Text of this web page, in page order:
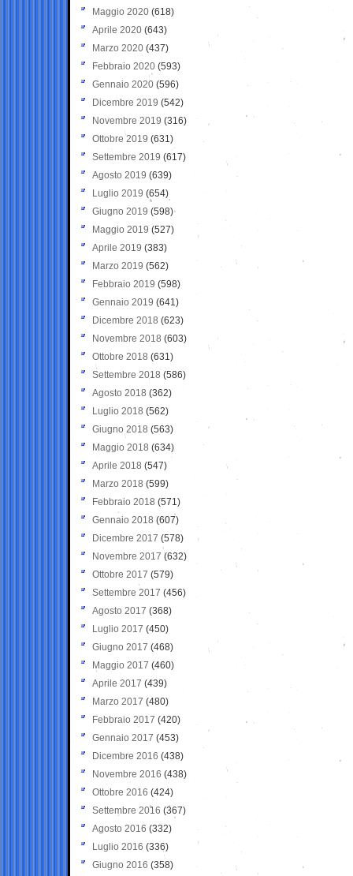
Maggio 2020 (618)
Aprile 2020 (643)
Marzo 2020 (437)
Febbraio 2020 (593)
Gennaio 2020 (596)
Dicembre 2019 (542)
Novembre 2019 (316)
Ottobre 2019 (631)
Settembre 2019 (617)
Agosto 2019 (639)
Luglio 2019 (654)
Giugno 2019 (598)
Maggio 2019 (527)
Aprile 2019 (383)
Marzo 2019 (562)
Febbraio 2019 (598)
Gennaio 2019 (641)
Dicembre 2018 (623)
Novembre 2018 (603)
Ottobre 2018 (631)
Settembre 2018 (586)
Agosto 2018 (362)
Luglio 2018 (562)
Giugno 2018 (563)
Maggio 2018 (634)
Aprile 2018 (547)
Marzo 2018 (599)
Febbraio 2018 (571)
Gennaio 2018 (607)
Dicembre 2017 (578)
Novembre 2017 (632)
Ottobre 2017 (579)
Settembre 2017 (456)
Agosto 2017 (368)
Luglio 2017 (450)
Giugno 2017 (468)
Maggio 2017 (460)
Aprile 2017 (439)
Marzo 2017 (480)
Febbraio 2017 (420)
Gennaio 2017 (453)
Dicembre 2016 (438)
Novembre 2016 (438)
Ottobre 2016 (424)
Settembre 2016 (367)
Agosto 2016 (332)
Luglio 2016 (336)
Giugno 2016 (358)